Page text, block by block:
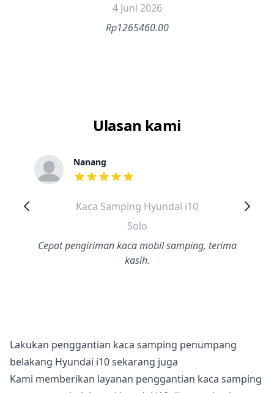
4 Juni 2026
Rp1265460.00
Ulasan kami
Nanang
dari ulasan adalah bintang lima
Kaca Samping Hyundai i10
Solo
Cepat pengiriman kaca mobil samping, terima
kasih.
Lakukan penggantian kaca samping penumpang
belakang Hyundai i10 sekarang juga
Kami memberikan layanan penggantian kaca samping